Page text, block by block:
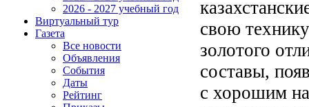
2026 - 2027 учебный год
Виртуальный тур
Газета
Все новости
Объявления
События
Даты
Рейтинг
свою
золотого
составы,
с хорошим